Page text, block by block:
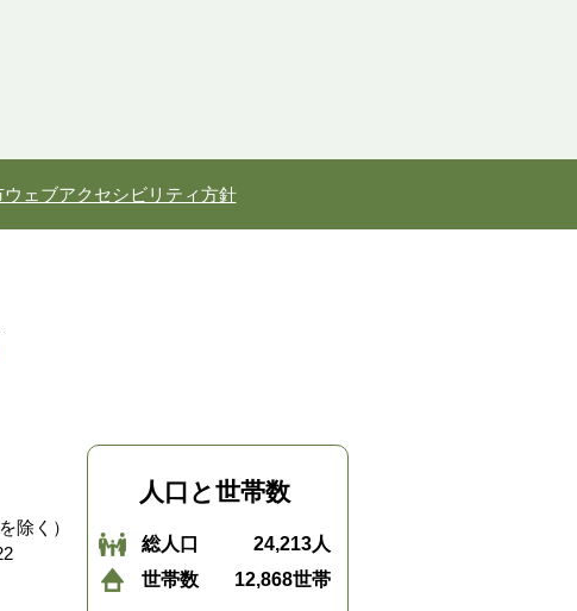
ウェブアクセシビリティ方針
除く）
人口と世帯数
総人口
24,213人
世帯数
12,868世帯